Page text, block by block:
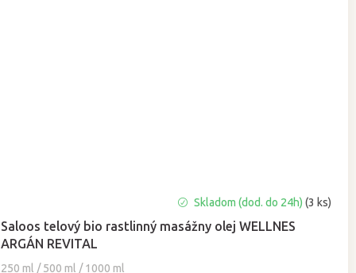
Saloos telový bio rastlinný masážny olej WELLNES
ARGÁN REVITAL
250 ml / 500 ml / 1000 ml
hodnotenie
produktu
je
5,0
Skladom (dod. do 24h)(3 ks)